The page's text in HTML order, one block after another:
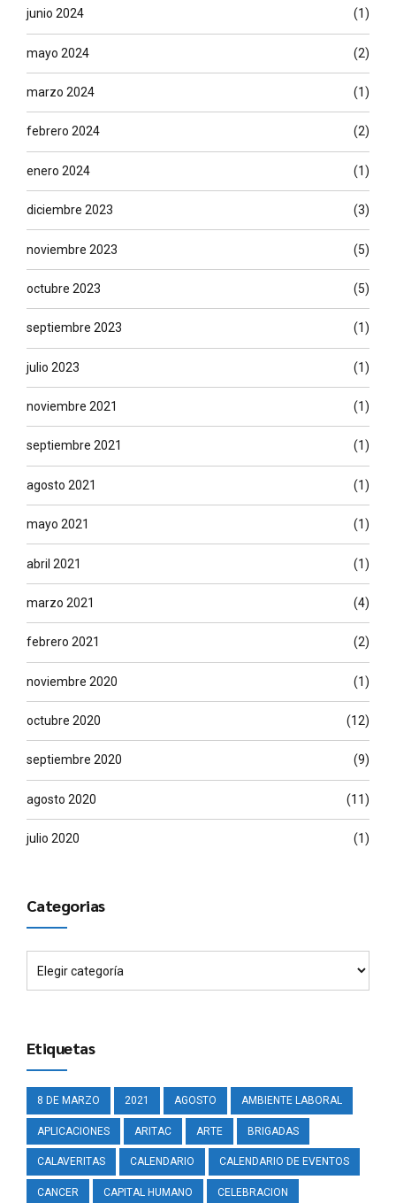
junio 2024 (1)
mayo 2024 (2)
marzo 2024 (1)
febrero 2024 (2)
enero 2024 (1)
diciembre 2023 (3)
noviembre 2023 (5)
octubre 2023 (5)
septiembre 2023 (1)
julio 2023 (1)
noviembre 2021 (1)
septiembre 2021 (1)
agosto 2021 (1)
mayo 2021 (1)
abril 2021 (1)
marzo 2021 (4)
febrero 2021 (2)
noviembre 2020 (1)
octubre 2020 (12)
septiembre 2020 (9)
agosto 2020 (11)
julio 2020 (1)
Categorias
Etiquetas
8 DE MARZO 2021 AGOSTO AMBIENTE LABORAL
APLICACIONES ARITAC ARTE BRIGADAS
CALAVERITAS CALENDARIO CALENDARIO DE EVENTOS
CANCER CAPITAL HUMANO CELEBRACION